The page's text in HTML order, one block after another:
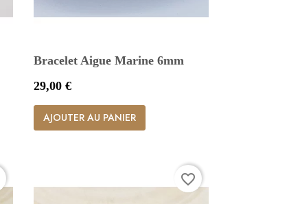
Bracelet Aigue Marine 6mm
Prix
29,00 €
AJOUTER AU PANIER
favorite_border